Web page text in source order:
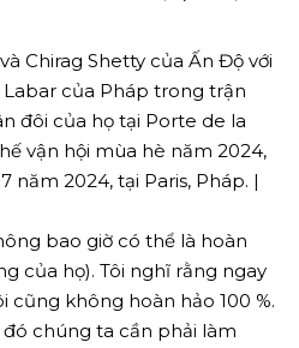
Chirag Shetty của Ấn Độ với
Labar của Pháp trong trận
đôi của họ tại Porte de la
vận hội mùa hè năm 2024,
năm 2024, tại Paris, Pháp. |
bao giờ có thể là hoàn
của họ). Tôi nghĩ rằng ngay
cũng không hoàn hảo 100 %.
chúng ta cần phải làm